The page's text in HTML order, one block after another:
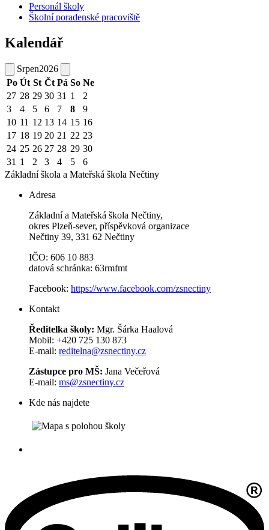
Personál školy
Školní poradenské pracoviště
Kalendář
Srpen2026
Po Út St Čt Pá So Ne
27 28 29 30 31 1
2
3
4 5 6 7 8
9
10 11 12 13 14 15 16
17 18 19 20 21 22 23
24 25 26 27 28 29 30
31 1 2 3 4 5
6
Základní škola a Mateřská škola Nečtiny
Adresa
Základní a Mateřská škola Nečtiny,
okres Plzeň-sever, příspěvková organizace
Nečtiny 39, 331 62 Nečtiny
IČO: 606 10 883
datová schránka: 63rmfmt
Facebook: https://www.facebook.com/zsnectiny
Kontakt
Ředitelka školy: Mgr. Šárka Haalová
Mobil: +420 725 130 873
E-mail: reditelna@zsnectiny.cz
Zástupce pro MŠ: Jana Večeřová
E-mail: ms@zsnectiny.cz
Kde nás najdete